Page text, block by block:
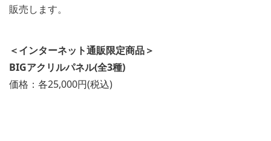
販売します。
＜インターネット通販限定商品＞
BIGアクリルパネル(全3種)
価格：各25,000円(税込)